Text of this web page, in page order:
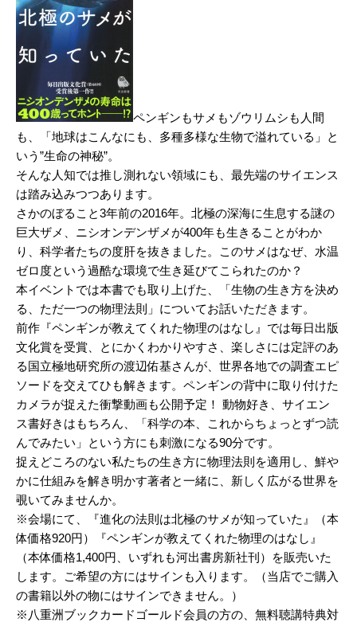
ペンギンもサメもゾウリムシも人間
も、「地球はこんなにも、多種多様な生物で溢れている」と
いう”生命の神秘”。
そんな人知では推し測れない領域にも、最先端のサイエンス
は踏み込みつつあります。
さかのぼること3年前の2016年。北極の深海に生息する謎の
巨大ザメ、ニシオンデンザメが400年も生きることがわか
り、科学者たちの度肝を抜きました。このサメはなぜ、水温
ゼロ度という過酷な環境で生き延びてこられたのか？
本イベントでは本書でも取り上げた、「生物の生き方を決め
る、ただ一つの物理法則」についてお話いただきます。
前作『ペンギンが教えてくれた物理のはなし』では毎日出版
文化賞を受賞、とにかくわかりやすさ、楽しさには定評のあ
る国立極地研究所の渡辺佑基さんが、世界各地での調査エピ
ソードを交えてひも解きます。ペンギンの背中に取り付けた
カメラが捉えた衝撃動画も公開予定！ 動物好き、サイエン
ス書好きはもちろん、「科学の本、これからちょっとずつ読
んでみたい」という方にも刺激になる90分です。
捉えどころのない私たちの生き方に物理法則を適用し、鮮や
かに仕組みを解き明かす著者と一緒に、新しく広がる世界を
覗いてみませんか。
※会場にて、『進化の法則は北極のサメが知っていた』（本
体価格920円）『ペンギンが教えてくれた物理のはなし』
（本体価格1,400円、いずれも河出書房新社刊）を販売いた
します。ご希望の方にはサインも入ります。（当店でご購入
の書籍以外の物にはサインできません。）
※八重洲ブックカードゴールド会員の方の、無料聴講特典対